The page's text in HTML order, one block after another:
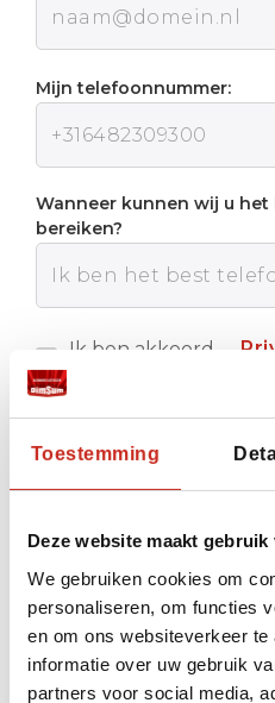
Toestemming
Deze website maakt gebruik
We gebruiken cookies om
personaliseren, om functies
en om ons websiteverkeer
informatie over uw gebruik
partners voor social media,
Mijn telefoonnummer:
Wanneer kunnen wij u
bereiken?
Ik ben akkoord
Verstuur